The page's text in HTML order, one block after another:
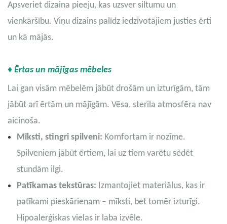
Apsveriet dizaina pieeju, kas uzsver siltumu un
vienkāršību. Viņu dizains palīdz iedzīvotājiem justies ērti
un kā mājās.
♦ Ērtas un mājīgas mēbeles
Lai gan visām mēbelēm jābūt drošām un izturīgām, tām
jābūt arī ērtām un mājīgām. Vēsa, sterila atmosfēra nav
aicinoša.
Mīksti, stingri spilveni: Komfortam ir nozīme.
Spilveniem jābūt ērtiem, lai uz tiem varētu sēdēt
stundām ilgi.
Patīkamas tekstūras: Izmantojiet materiālus, kas ir
patīkami pieskārienam – mīksti, bet tomēr izturīgi.
Hipoalerģiskas vielas ir laba izvēle.